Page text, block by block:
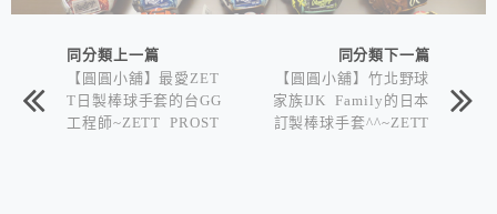
同分類上一篇
【圓圓小舖】最愛ZET
T日製棒球手套的台GG
工程師~ZETT PROST
同分類下一篇
【圓圓小舖】竹北野球
家族IJK Family的日本
訂製棒球手套^^~ZETT